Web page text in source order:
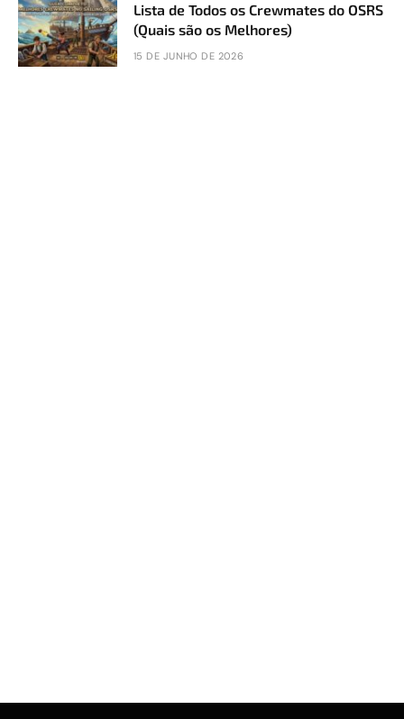
Lista de Todos os Crewmates do OSRS
(Quais são os Melhores)
15 DE JUNHO DE 2026